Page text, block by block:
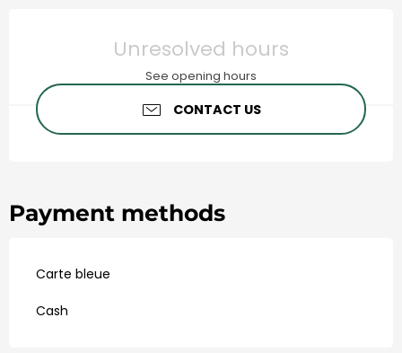
Unresolved hours
See opening hours
CONTACT US
Payment methods
Carte bleue
Cash